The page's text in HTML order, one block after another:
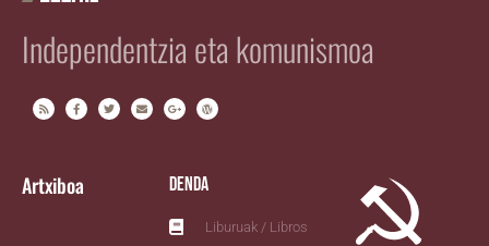
Independentzia eta komunismoa
Artxiboa Denda
Liburuak / Libros